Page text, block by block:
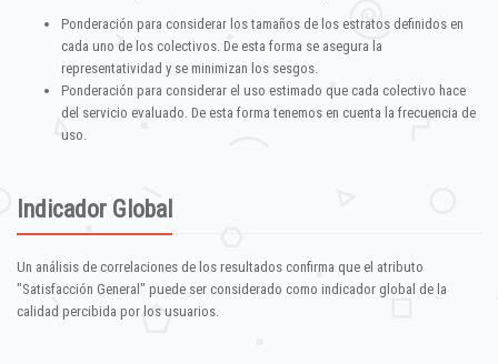
Ponderación para considerar los tamaños de los estratos definidos en
cada uno de los colectivos. De esta forma se asegura la
representatividad y se minimizan los sesgos.
Ponderación para considerar el uso estimado que cada colectivo hace
del servicio evaluado. De esta forma tenemos en cuenta la frecuencia de
uso.
Indicador Global
Un análisis de correlaciones de los resultados confirma que el atributo
"Satisfacción General" puede ser considerado como indicador global de la
calidad percibida por los usuarios.